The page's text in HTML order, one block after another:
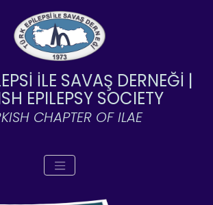
İLE SAVAŞ DERNEĞİ |
EPILEPSY SOCIETY
CHAPTER OF ILAE